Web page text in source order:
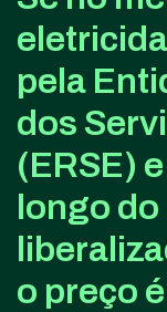
pela
dos
(ERSE)
longo
o preço